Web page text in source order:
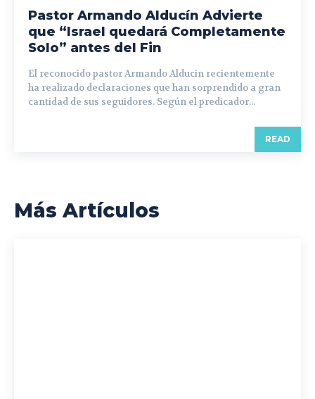
Pastor Armando Alducín Advierte
que “Israel quedará Completamente
Solo” antes del Fin
El reconocido pastor Armando Alducin recientemente
ha realizado declaraciones que han sorprendido a gran
cantidad de sus seguidores. Según el predicador...
READ
Más Artículos